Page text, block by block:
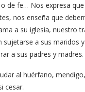
de fe… Nos expresa
nos enseña que
a su iglesia, nuestro
sujetarse a sus maridos
a sus padres y madres.
al huérfano,
cesar.